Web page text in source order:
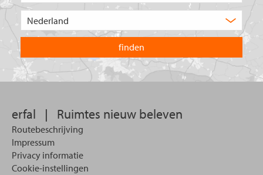
product
u?
land
waarin
u
wilt
zoeken.
erfal | Ruimtes nieuw beleven
Routebeschrijving
Impressum
Privacy informatie
Cookie-instellingen